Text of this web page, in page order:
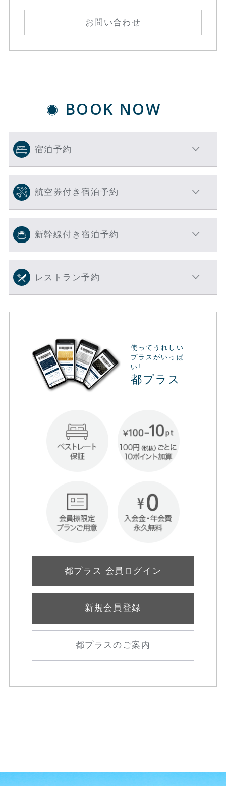
お問い合わせ
BOOK NOW
宿泊予約
航空券付き宿泊予約
新幹線付き宿泊予約
レストラン予約
使ってうれしい
プラスがいっぱ
い!
都プラス
都プラス 会員ログイン
新規会員登録
都プラスのご案内